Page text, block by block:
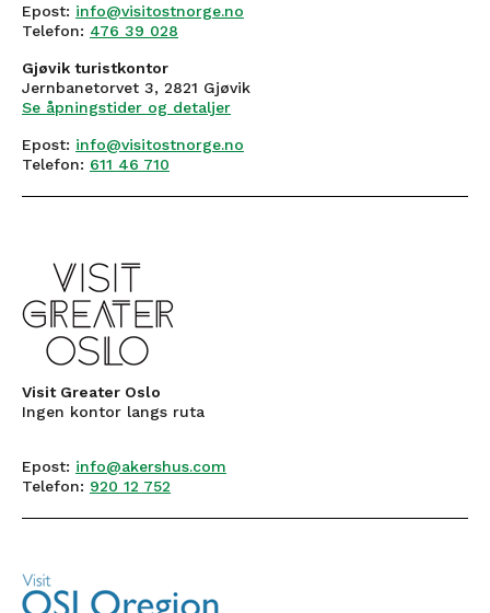
Epost: info@visitostnorge.no
Telefon: 476 39 028
Gjøvik turistkontor
Jernbanetorvet 3, 2821 Gjøvik
Se åpningstider og detaljer
Epost: info@visitostnorge.no
Telefon: 611 46 710
Visit Greater Oslo
Ingen kontor langs ruta
Epost: info@akershus.com
Telefon: 920 12 752